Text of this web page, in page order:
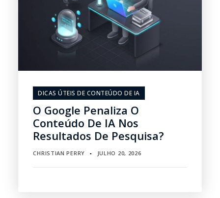
DICAS ÚTEIS DE CONTEÚDO DE IA
O Google Penaliza O
Conteúdo De IA Nos
Resultados De Pesquisa?
CHRISTIAN PERRY ▪ JULHO 20, 2026